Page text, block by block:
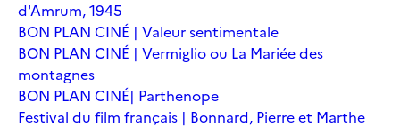
d'Amrum, 1945
BON PLAN CINÉ | Valeur sentimentale
BON PLAN CINÉ | Vermiglio ou La Mariée des
montagnes
BON PLAN CINÉ| Parthenope
Festival du film français | Bonnard, Pierre et Marthe